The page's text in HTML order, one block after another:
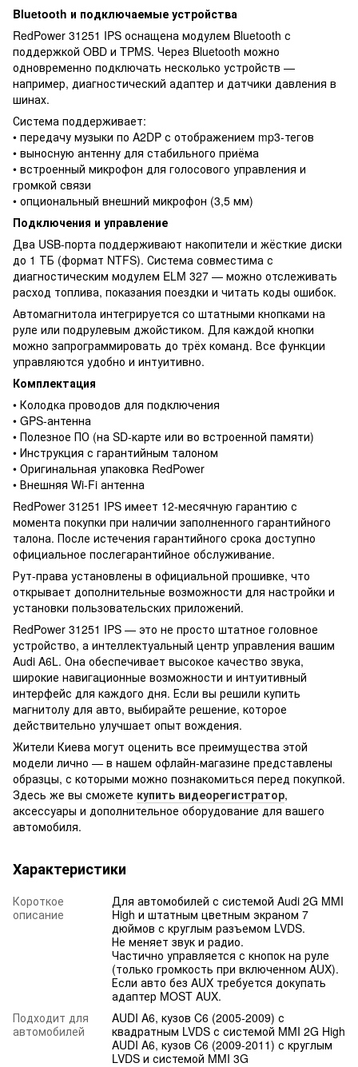
Bluetooth и подключаемые устройства
RedPower 31251 IPS оснащена модулем Bluetooth с
поддержкой OBD и TPMS. Через Bluetooth можно
одновременно подключать несколько устройств —
например, диагностический адаптер и датчики давления в
шинах.
Система поддерживает:
• передачу музыки по A2DP с отображением mp3-тегов
• выносную антенну для стабильного приёма
• встроенный микрофон для голосового управления и
громкой связи
• опциональный внешний микрофон (3,5 мм)
Подключения и управление
Два USB-порта поддерживают накопители и жёсткие диски
до 1 ТБ (формат NTFS). Система совместима с
диагностическим модулем ELM 327 — можно отслеживать
расход топлива, показания поездки и читать коды ошибок.
Автомагнитола интегрируется со штатными кнопками на
руле или подрулевым джойстиком. Для каждой кнопки
можно запрограммировать до трёх команд. Все функции
управляются удобно и интуитивно.
Комплектация
• Колодка проводов для подключения
• GPS-антенна
• Полезное ПО (на SD-карте или во встроенной памяти)
• Инструкция с гарантийным талоном
• Оригинальная упаковка RedPower
• Внешняя Wi-Fi антенна
RedPower 31251 IPS имеет 12-месячную гарантию с
момента покупки при наличии заполненного гарантийного
талона. После истечения гарантийного срока доступно
официальное послегарантийное обслуживание.
Рут-права установлены в официальной прошивке, что
открывает дополнительные возможности для настройки и
установки пользовательских приложений.
RedPower 31251 IPS — это не просто штатное головное
устройство, а интеллектуальный центр управления вашим
Audi A6L. Она обеспечивает высокое качество звука,
широкие навигационные возможности и интуитивный
интерфейс для каждого дня. Если вы решили купить
магнитолу для авто, выбирайте решение, которое
действительно улучшает опыт вождения.
Жители Киева могут оценить все преимущества этой
модели лично — в нашем офлайн-магазине представлены
образцы, с которыми можно познакомиться перед покупкой.
Здесь же вы сможете купить видеорегистратор,
аксессуары и дополнительное оборудование для вашего
автомобиля.
Характеристики
Короткое
описание
Для автомобилей с системой Audi 2G MMI
High и штатным цветным экраном 7
дюймов с круглым разъемом LVDS.
Не меняет звук и радио.
Частично управляется с кнопок на руле
(только громкость при включенном AUX).
Если авто без AUX требуется докупать
адаптер MOST AUX.
Подходит для
автомобилей
AUDI A6, кузов C6 (2005-2009) с
квадратным LVDS с системой MMI 2G High
AUDI A6, кузов C6 (2009-2011) с круглым
LVDS и системой MMI 3G